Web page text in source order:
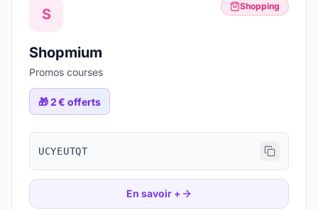
S Shopping
Shopmium
Promos courses
🎁2 € offerts
UCYEUTQT
En savoir +